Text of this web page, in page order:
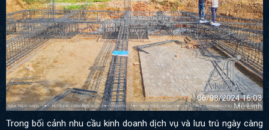
Trong bối cảnh nhu cầu kinh doanh dịch vụ và lưu trú ngày càng